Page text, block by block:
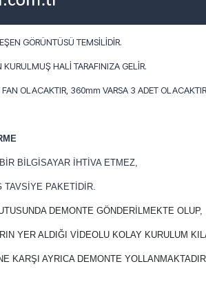
GÖRÜNTÜSÜ TEMSİLİDİR.
HALİ TARAFINIZA GELİR.
OLACAKTIR, 360mm VARSA 3 ADET
BİLGİSAYAR İHTİVA ETMEZ,
TAVSİYE PAKETİDİR.
DEMONTE GÖNDERİLMEKTE OLUP,
YER ALDIĞI VİDEOLU KOLAY KURULUM
KARŞI AYRICA DEMONTE